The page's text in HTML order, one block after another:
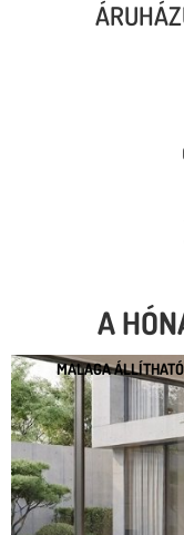
A
MALAGA
MALAGA